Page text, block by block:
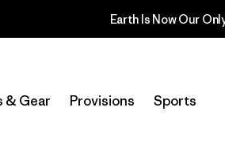
Earth Is Now Our
& Gear Provisions Sports
Selecciona una tienda